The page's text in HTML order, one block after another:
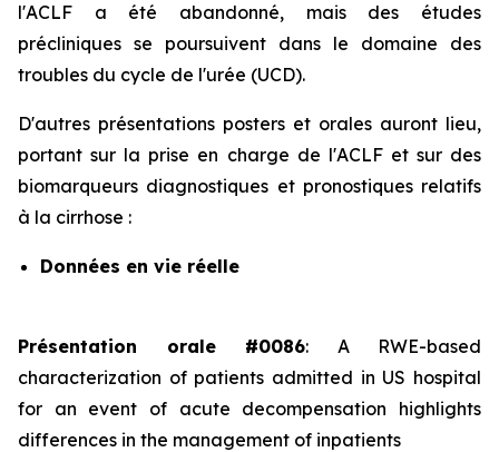
l'ACLF a été abandonné, mais des études
précliniques se poursuivent dans le domaine des
troubles du cycle de l'urée (UCD).
D'autres présentations posters et orales auront lieu,
portant sur la prise en charge de l'ACLF et sur des
biomarqueurs diagnostiques et pronostiques relatifs
à la cirrhose :
Données en vie réelle
Présentation orale #0086: A RWE-based
characterization of patients admitted in US hospital
for an event of acute decompensation highlights
differences in the management of inpatients